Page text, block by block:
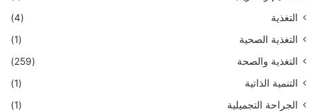
التغذية
(4)
التغذية الصحية
(1)
التغذية والصحة
(259)
التنمية الذاتية
(1)
الجراحة التجميلية
(1)